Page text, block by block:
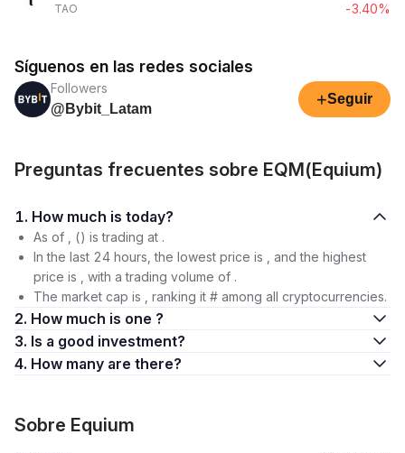
TAO
-3.40%
Síguenos en las redes sociales
Followers
@Bybit_Latam
+Seguir
Preguntas frecuentes sobre EQM(Equium)
1. How much is today?
As of , () is trading at .
In the last 24 hours, the lowest price is , and the highest
price is , with a trading volume of .
The market cap is , ranking it # among all cryptocurrencies.
2. How much is one ?
3. Is a good investment?
4. How many are there?
Sobre Equium